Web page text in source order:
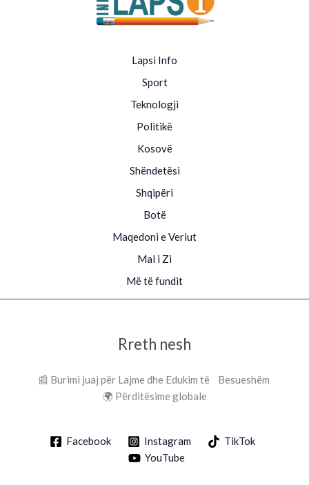
Lapsi Info
Sport
Teknologji
Politikë
Kosovë
Shëndetësi
Shqipëri
Botë
Maqedoni e Veriut
Mal i Zi
Më të fundit
Rreth nesh
📰 Burimi juaj për Lajme dhe Edukim të Besueshëm
🌍 Përditësime globale
Facebook Instagram
TikTok
YouTube